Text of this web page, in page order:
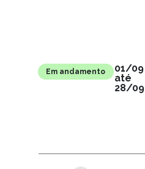
Em andamento
01/09
até
28/09